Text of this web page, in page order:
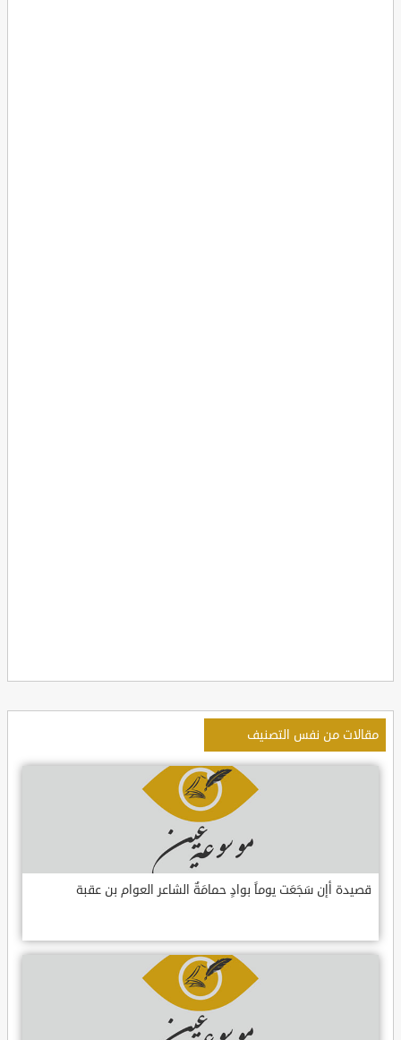
مقالات من نفس التصنيف
قصيدة أإن سَجَعَت يوماً بوادٍ حمامَةٌ الشاعر العوام بن عقبة